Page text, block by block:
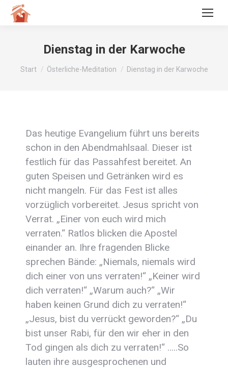
Dienstag in der Karwoche
Sie befinden sich hier:
Start Österliche-Meditation Dienstag in der Karwoche
Das heutige Evangelium führt uns bereits
schon in den Abendmahlsaal. Dieser ist
festlich für das Passahfest bereitet. An
guten Speisen und Getränken wird es
nicht mangeln. Für das Fest ist alles
vorzüglich vorbereitet. Jesus spricht von
Verrat. „Einer von euch wird mich
verraten.“ Ratlos blicken die Apostel
einander an. Ihre fragenden Blicke
sprechen Bände: „Niemals, niemals wird
dich einer von uns verraten!“ „Keiner wird
dich verraten!“ „Warum auch?“ „Wir
haben keinen Grund dich zu verraten!“
„Jesus, bist du verrückt geworden?“ „Du
bist unser Rabi, für den wir eher in den
Tod gingen als dich zu verraten!“ …..So
lauten ihre ausgesprochenen und